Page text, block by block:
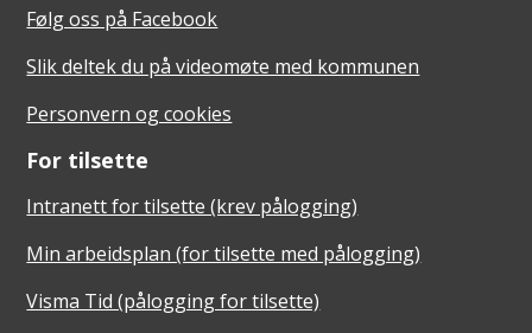
Følg oss på Facebook
Slik deltek du på videomøte med kommunen
Personvern og cookies
For tilsette
Intranett for tilsette (krev pålogging)
Min arbeidsplan (for tilsette med pålogging)
Visma Tid (pålogging for tilsette)